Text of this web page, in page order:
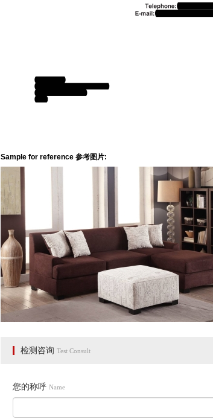
Sample for reference 参考图片: